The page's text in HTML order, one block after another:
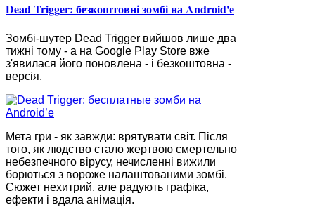
Dead Trigger: безкоштовні зомбі на Android'е
Зомбі-шутер Dead Trigger вийшов лише два
тижні тому - а на Google Play Store вже
з'явилася його поновлена - і безкоштовна -
версія.
Мета гри - як завжди: врятувати світ. Після
того, як людство стало жертвою смертельно
небезпечного вірусу, нечисленні вижили
борються з вороже налаштованими зомбі.
Сюжет нехитрий, але радують графіка,
ефекти і вдала анімація.